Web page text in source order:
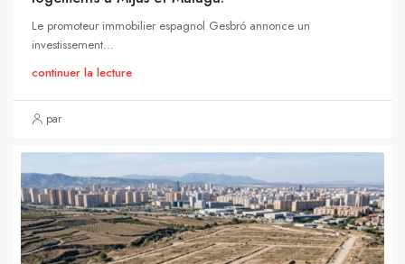
Le promoteur immobilier espagnol Gesbró annonce un
investissement...
continuer la lecture
par